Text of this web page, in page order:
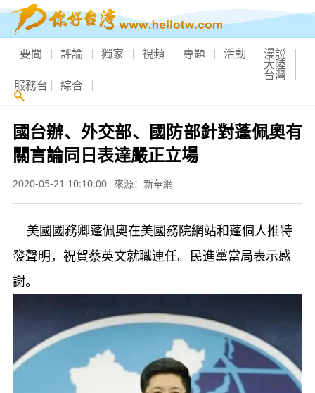
要聞 評論 獨家 視頻 專題 活動 漫説
大陸
台灣
服務台 綜合
國台辦、外交部、國防部針對蓬佩奧有
關言論同日表達嚴正立場
2020-05-21 10:10:00 來源：新華網
美國國務卿蓬佩奧在美國務院網站和蓬個人推特
發聲明，祝賀蔡英文就職連任。民進黨當局表示感
謝。